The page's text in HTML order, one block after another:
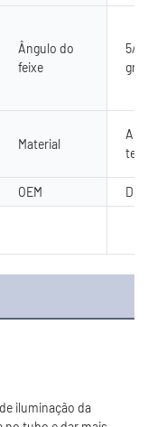
Ângulo do
feixe
5/10/
grau
Material
Aço
OEM
iluminação da